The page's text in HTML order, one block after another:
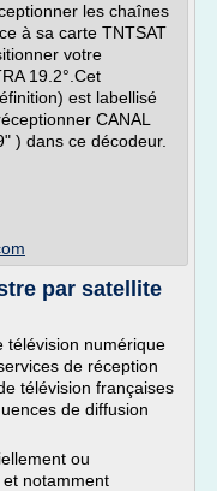
les chaînes
à sa carte TNTSAT
votre
19.2°.Cet
est labellisé
CANAL
) dans ce décodeur.
par satellite
télévision numérique
de réception
télévision françaises
de diffusion
ou
notamment